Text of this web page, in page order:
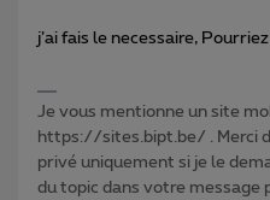
j’ai fais le necessaire,
Je vous mentionne un site
https://sites.bipt.be/ . Merci
privé uniquement si je le
du topic dans votre message